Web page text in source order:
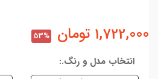
1,722,000 تومان 53%
انتخاب مدل و رنگ.: